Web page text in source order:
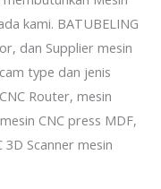
kami. BATUBELING
dan Supplier mesin
type dan jenis
Router, mesin
CNC press MDF,
3D Scanner mesin